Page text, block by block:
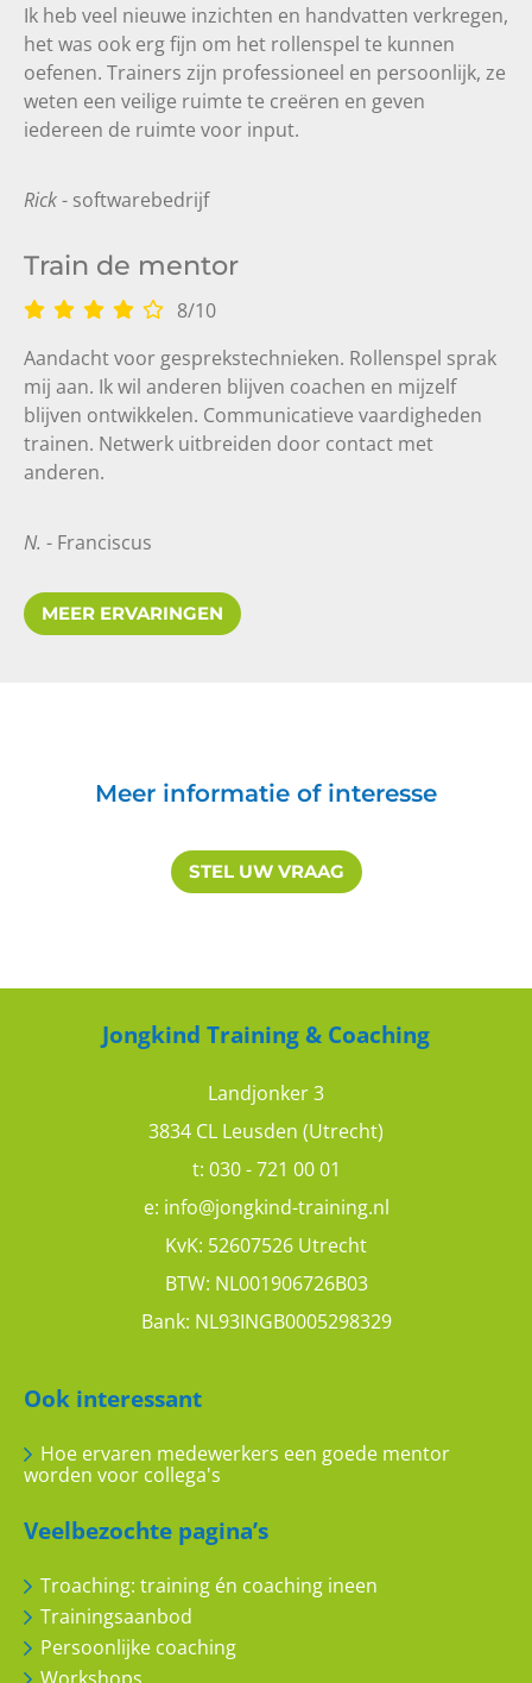
Ik heb veel nieuwe inzichten en handvatten verkregen,
het was ook erg fijn om het rollenspel te kunnen
oefenen. Trainers zijn professioneel en persoonlijk, ze
weten een veilige ruimte te creëren en geven
iedereen de ruimte voor input.
Rick- softwarebedrijf
Train de mentor
8/10
Aandacht voor gesprekstechnieken. Rollenspel sprak
mij aan. Ik wil anderen blijven coachen en mijzelf
blijven ontwikkelen. Communicatieve vaardigheden
trainen. Netwerk uitbreiden door contact met
anderen.
N. - Franciscus
MEER ERVARINGEN
Training train de mentor is duidelijk
9 10
Train de mentor training
Mentortraining: spiegel voorhouden
Meer informatie of interesse
STEL UW VRAAG
Jongkind Training & Coaching
Landjonker 3
3834 CL Leusden (Utrecht)
t: 030 - 721 00 01
e: info@jongkind-training.nl
KvK: 52607526 Utrecht
BTW: NL001906726B03
Bank: NL93INGB0005298329
Ook interessant
Hoe ervaren medewerkers een goede mentor
worden voor collega's
Veelbezochte pagina’s
Troaching: training én coaching ineen
Trainingsaanbod
Persoonlijke coaching